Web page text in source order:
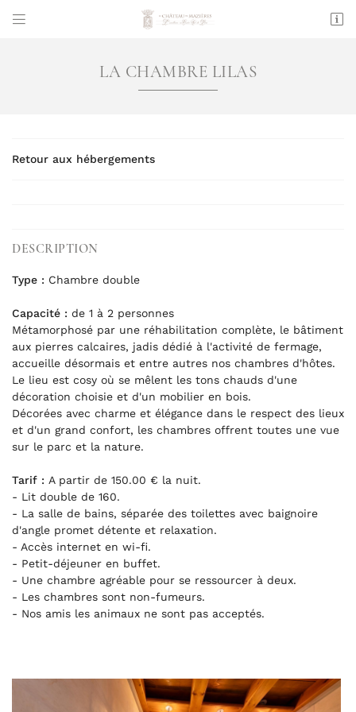
 
06 50 54 45 72
 Adresse email de réception
En cochant cette case, vous consentez à recevoir nos propositions
commerciales à l'adresse email indiqué ci-dessus. Vous pouvez vous
INSCRIPTION
LA CHAMBRE LILAS
DESCRIPTION
Type : Chambre double
Capacité : de 1 à 2 personnes
Métamorphosé par une réhabilitation complète, le bâtiment
aux pierres calcaires, jadis dédié à l'activité de fermage,
accueille désormais et entre autres nos chambres d'hôtes.
Le lieu est cosy où se mêlent les tons chauds d'une
décoration choisie et d'un mobilier en bois.
Décorées avec charme et élégance dans le respect des lieux
et d'un grand confort, les chambres offrent toutes une vue
sur le parc et la nature.
Tarif : A partir de 150.00 € la nuit.
- Lit double de 160.
- La salle de bains, séparée des toilettes avec baignoire
d'angle promet détente et relaxation.
- Accès internet en wi-fi.
- Petit-déjeuner en buffet.
- Une chambre agréable pour se ressourcer à deux.
- Les chambres sont non-fumeurs.
- Nos amis les animaux ne sont pas acceptés.
Retour aux hébergements